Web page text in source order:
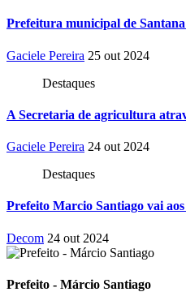
Prefeitura municipal de
Gaciele Pereira 25 out 2024
Destaques
A Secretaria de agricultura
Gaciele Pereira 24 out 2024
Destaques
Prefeito Marcio Santiago vai
Decom 24 out 2024
Prefeito - Márcio Santiago